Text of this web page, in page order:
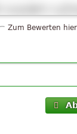
Zum Bewerten